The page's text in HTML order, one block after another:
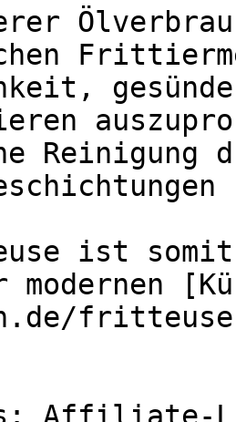
Reinigung
ist